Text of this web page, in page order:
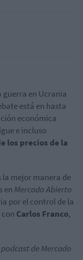
guerra en Ucrania
está en hasta
económica
e incluso
los precios de la
la mejor manera de
en Mercado Abierto
por el control de la
Carlos Franco,
de Mercado